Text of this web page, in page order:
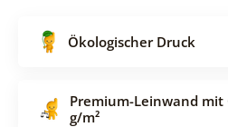
Ökologischer Druck
Premium-Leinwand mit
g/m²